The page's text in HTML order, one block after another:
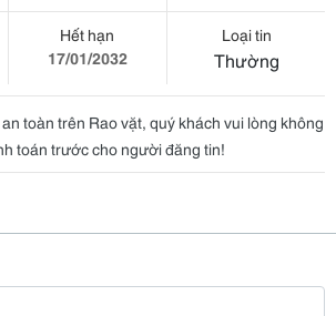
Hết hạn
17/01/2032
Loại tin
Thường
toàn trên Rao vặt, quý khách vui lòng không
toán trước cho người đăng tin!